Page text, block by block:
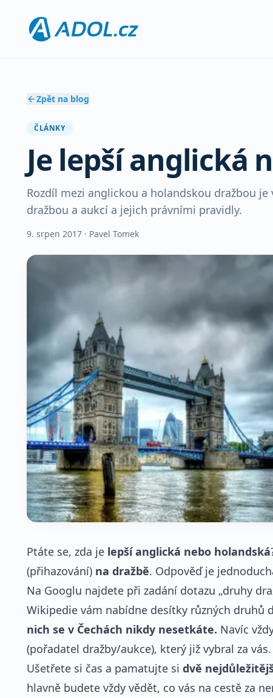
Zpět na blog
ČLÁNKY
Je lepší anglická
Rozdíl mezi anglickou a holandskou dražbou
dražbou a aukcí a jejich právními pravidly.
9. srpen 2017 · Pavel Tomek
Ptáte se, zda je lepší anglická nebo holandská
(přihazování) na dražbě. Odpověď je
Na Googlu najdete při zadání dotazu „druhy
Wikipedie vám nabídne desítky různých druhů
nich se v Čechách nikdy nesetkáte. Navíc
(pořadatel dražby/aukce), který již vybral za vás.
Ušetřete si čas a pamatujte si dvě
hlavně budete vždy vědět, co vás na cestě za